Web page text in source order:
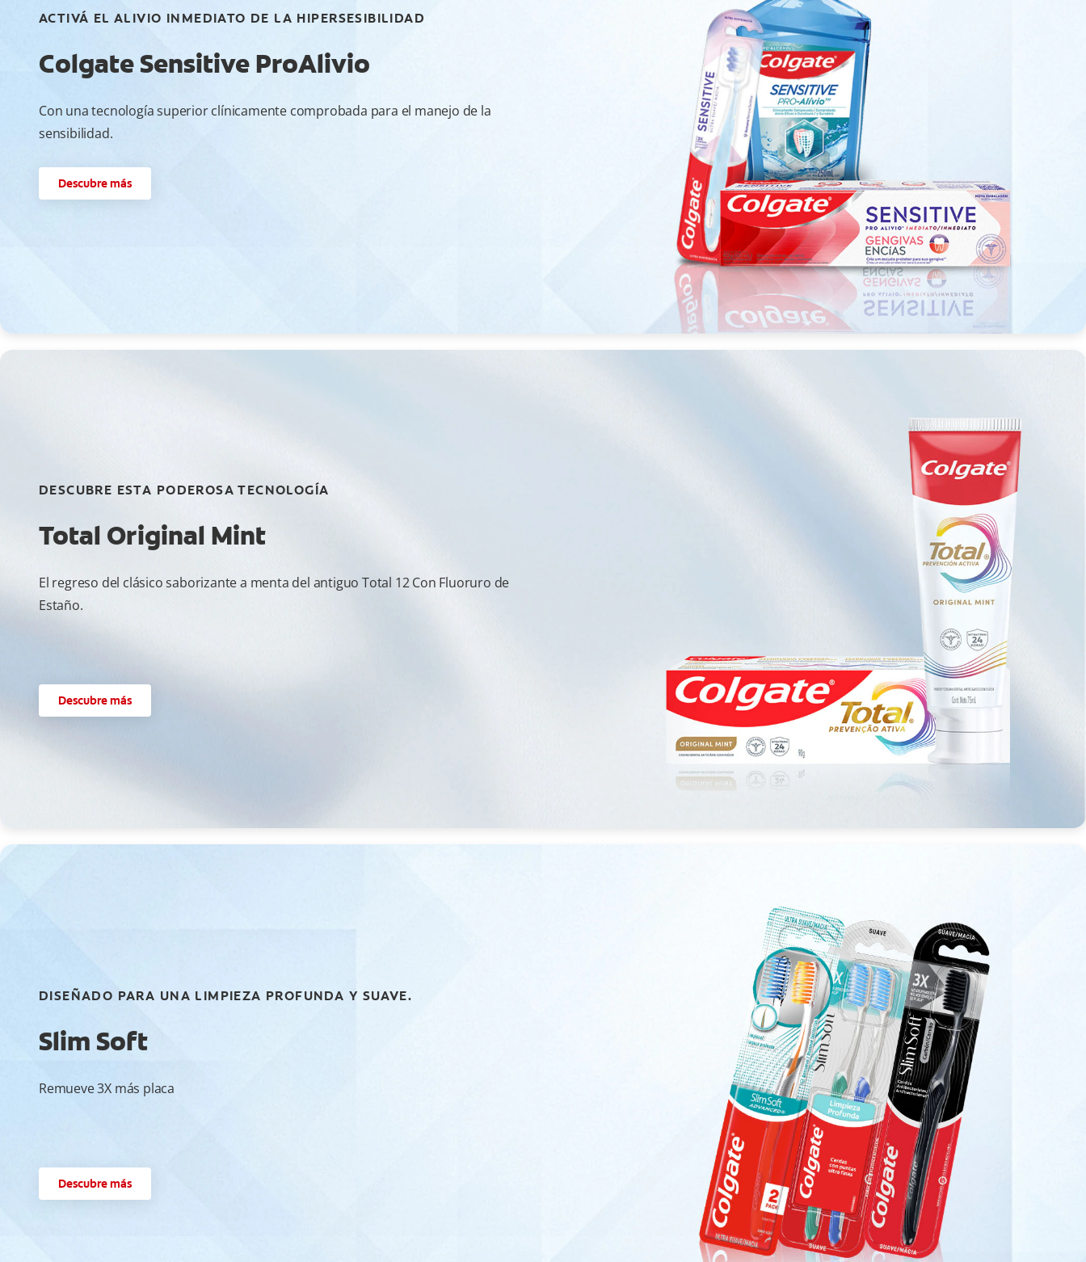
ACTIVÁ EL ALIVIO INMEDIATO DE LA HIPERSESIBILIDAD
Colgate Sensitive ProAlivio
Con una tecnología superior clínicamente comprobada para el manejo de la
sensibilidad.
Descubre más
DESCUBRE ESTA PODEROSA TECNOLOGÍA
Total Original Mint
El regreso del clásico saborizante a menta del antiguo Total 12 Con Fluoruro de
Estaño.
Descubre más
DISEÑADO PARA UNA LIMPIEZA PROFUNDA Y SUAVE.
Slim Soft
Remueve 3X más placa
Descubre más